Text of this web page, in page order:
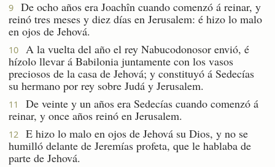
9
De ocho años era Joachîn cuando comenzó á reinar, y
reinó tres meses y diez días en Jerusalem: é hizo lo malo
en ojos de Jehová.
10
A la vuelta del año el rey Nabucodonosor envió, é
hízolo llevar á Babilonia juntamente con los vasos
preciosos de la casa de Jehová; y constituyó á Sedecías
su hermano por rey sobre Judá y Jerusalem.
11
De veinte y un años era Sedecías cuando comenzó á
reinar, y once años reinó en Jerusalem.
12
E hizo lo malo en ojos de Jehová su Dios, y no se
humilló delante de Jeremías profeta, que le hablaba de
parte de Jehová.